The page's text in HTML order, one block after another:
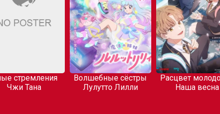
стремления
Чжи Тана
Волшебные сёстры
Лулутто Лилли
Расцвет
Наша весна